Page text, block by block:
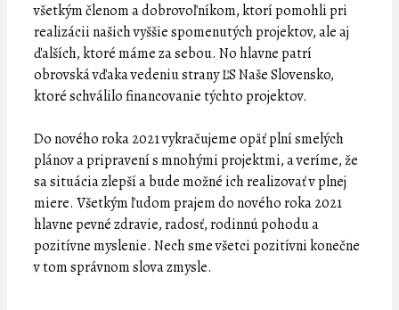
všetkým členom a dobrovoľníkom, ktorí pomohli pri
realizácii našich vyššie spomenutých projektov, ale aj
ďalších, ktoré máme za sebou. No hlavne patrí
obrovská vďaka vedeniu strany ĽS Naše Slovensko,
ktoré schválilo financovanie týchto projektov.
Do nového roka 2021 vykračujeme opäť plní smelých
plánov a pripravení s mnohými projektmi, a veríme, že
sa situácia zlepší a bude možné ich realizovať v plnej
miere. Všetkým ľudom prajem do nového roka 2021
hlavne pevné zdravie, radosť, rodinnú pohodu a
pozitívne myslenie. Nech sme všetci pozitívni konečne
v tom správnom slova zmysle.